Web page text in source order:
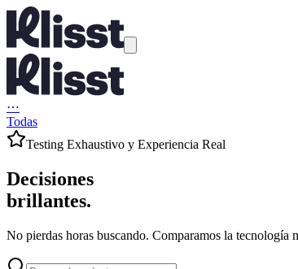
⋯
Todas
Testing Exhaustivo y Experiencia Real
Decisiones
brillantes.
No pierdas horas buscando. Comparamos la